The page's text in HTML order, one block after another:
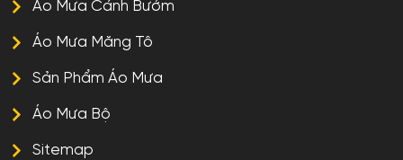
Áo Mưa Cánh Bướm
Áo Mưa Măng Tô
Sản Phẩm Áo Mưa
Áo Mưa Bộ
Sitemap